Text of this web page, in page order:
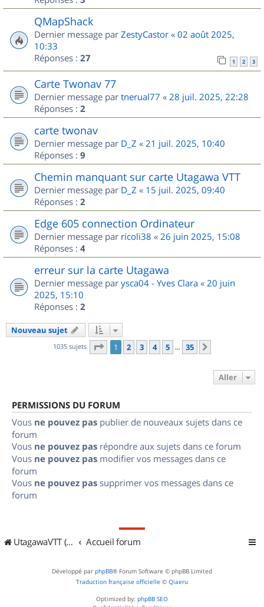
QMapShack
Dernier message par ZestyCastor « 02 août 2025,
10:33
Réponses : 27 1 2 3
Carte Twonav 77
Dernier message par tnerual77 « 28 juil. 2025, 22:28
Réponses : 2
carte twonav
Dernier message par D_Z « 21 juil. 2025, 10:40
Réponses : 9
Chemin manquant sur carte Utagawa VTT
Dernier message par D_Z « 15 juil. 2025, 09:40
Réponses : 2
Edge 605 connection Ordinateur
Dernier message par ricoli38 « 26 juin 2025, 15:08
Réponses : 4
erreur sur la carte Utagawa
Dernier message par ysca04 - Yves Clara « 20 juin
2025, 15:10
Réponses : 2
Nouveau sujet
1035 sujets Page 1sur
1 2 3 4 5 … 35
Aller
PERMISSIONS DU FORUM
Vous ne pouvez pas publier de nouveaux sujets dans ce
forum
Vous ne pouvez pas répondre aux sujets dans ce forum
Vous ne pouvez pas modifier vos messages dans ce
forum
Vous ne pouvez pas supprimer vos messages dans ce
forum
UtagawaVTT (Randos VTT et VTTAE avec traces GPS) Accueil forum
Développé par phpBB® Forum Software © phpBB Limited
Traduction française officielle © Qiaeru
Optimized by: phpBB SEO